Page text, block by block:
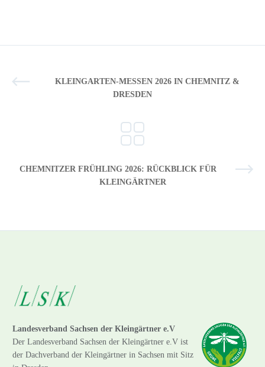
KLEINGARTEN-MESSEN 2026 IN CHEMNITZ &
DRESDEN
CHEMNITZER FRÜHLING 2026: RÜCKBLICK FÜR
KLEINGÄRTNER
Landesverband Sachsen der Kleingärtner e.V
Der Landesverband Sachsen der Kleingärtner e.V ist
der Dachverband der Kleingärtner in Sachsen mit Sitz